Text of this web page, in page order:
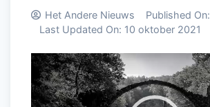
Het Andere Nieuws Published On:
Last Updated On: 10 oktober 2021
Videospeler